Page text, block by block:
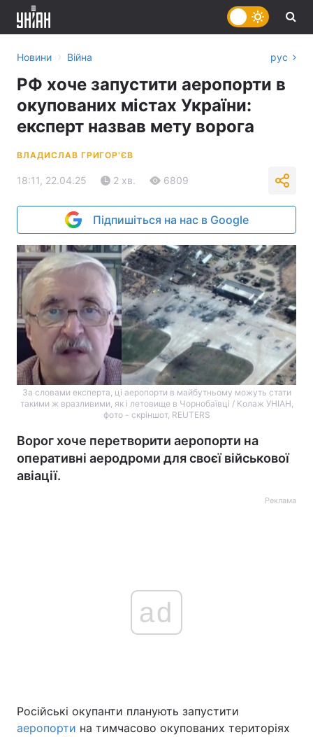
Україна Політика
Новини › Війна рус
РФ хоче запустити аеропорти в
окупованих містах України:
експерт назвав мету ворога
ВЛАДИСЛАВ ГРИГОР'ЄВ
18:11, 22.04.25 2 хв. 6809
Підпишіться на нас в Google
За словами експерта, ці аеропорти в майбутньому можуть стати
такими ж вразливими, як і летовище в Чорнобаївці / Колаж УНІАН,
фото - скріншот, REUTERS
Ворог хоче перетворити аеропорти на
оперативні аеродроми для своєї військової
авіації.
Реклама
ad
Російські окупанти планують запустити
аеропорти на тимчасово окупованих територіях